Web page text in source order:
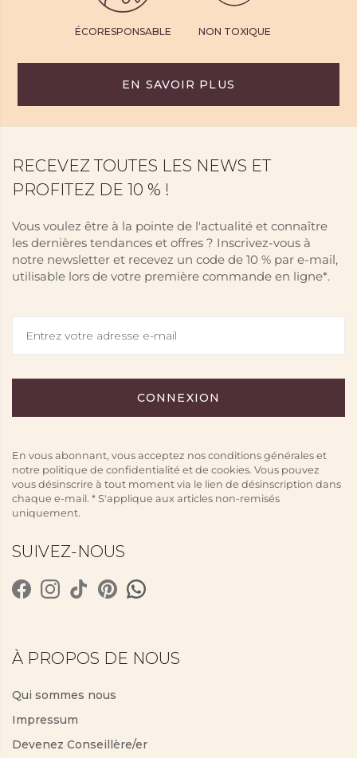
ÉCORESPONSABLE NON TOXIQUE
EN SAVOIR PLUS
RECEVEZ TOUTES LES NEWS ET
PROFITEZ DE 10 % !
Vous voulez être à la pointe de l'actualité et connaître
les dernières tendances et offres ? Inscrivez-vous à
notre newsletter et recevez un code de 10 % par e-mail,
utilisable lors de votre première commande en ligne*.
En vous abonnant, vous acceptez nos conditions générales et
notre politique de confidentialité et de cookies. Vous pouvez
vous désinscrire à tout moment via le lien de désinscription dans
chaque e-mail. * S'applique aux articles non-remisés
uniquement.
SUIVEZ-NOUS
À PROPOS DE NOUS
Qui sommes nous
Impressum
Devenez Conseillère/er